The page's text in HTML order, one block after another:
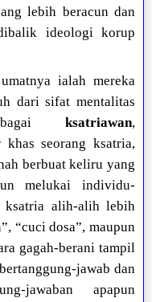
lebih beracun dan
ideologi korup
ialah mereka
dari sifat mentalitas
ksatriawan,
seorang ksatria,
berbuat keliru yang
melukai individu-
ksatria alih-alih lebih
“cuci dosa”, maupun
gagah-berani tampil
jawab dan
jawaban apapun